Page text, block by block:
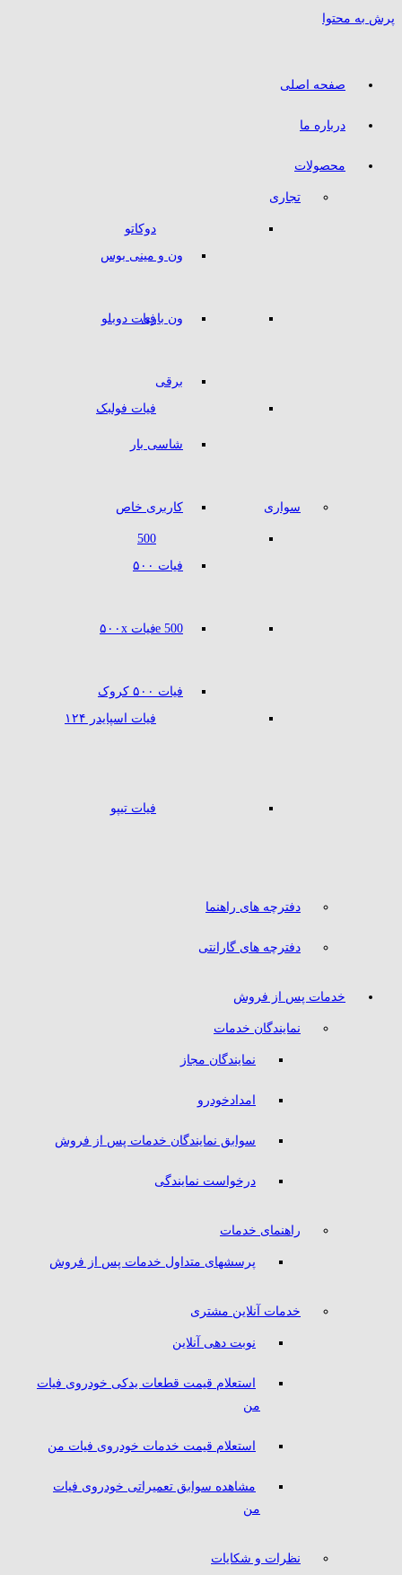
پرش به محتوا
صفحه اصلی
درباره ما
محصولات
تجاری
دوکاتو
ون و مینی بوس
ون باری
برقی
شاسی بار
کاربری خاص
فیات دوبلو
فیات فولبک
سواری
500
فیات ۵۰۰
500 e
فیات ۵۰۰ کروک
فیات ۵۰۰x
فیات اسپایدر ۱۲۴
فیات تیپو
دفترچه های راهنما
دفترچه های گارانتی
خدمات پس از فروش
نمایندگان خدمات
نمایندگان مجاز
امدادخودرو
سوابق نمایندگان خدمات پس از فروش
درخواست نمایندگی
راهنمای خدمات
پرسشهای متداول خدمات پس از فروش
خدمات آنلاین مشتری
نوبت دهی آنلاین
استعلام قیمت قطعات یدکی خودروی فیات
من
استعلام قیمت خدمات خودروی فیات من
مشاهده سوابق تعمیراتی خودروی فیات
من
نظرات و شکایات